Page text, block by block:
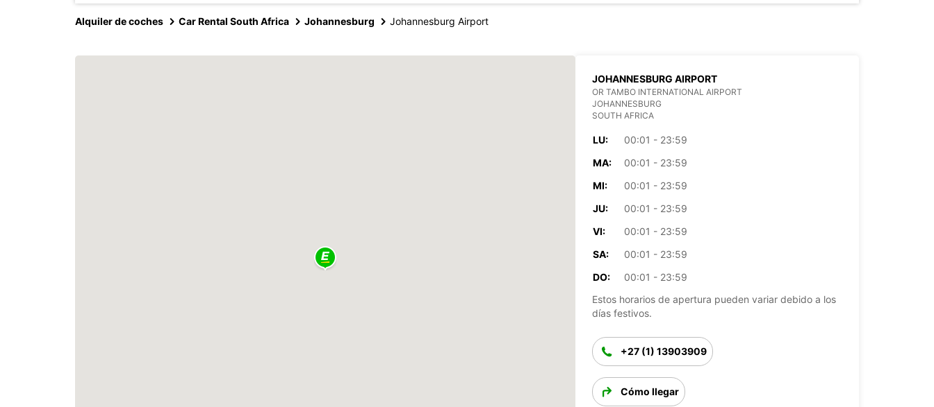
Alquiler de coches Car Rental South Africa Johannesburg Johannesburg Airport
JOHANNESBURG AIRPORT
OR TAMBO INTERNATIONAL AIRPORT
JOHANNESBURG
SOUTH AFRICA
LU:
00:01 - 23:59
MA:
00:01 - 23:59
MI:
00:01 - 23:59
JU:
00:01 - 23:59
VI:
00:01 - 23:59
SA:
00:01 - 23:59
DO:
00:01 - 23:59
Estos horarios de apertura pueden variar debido a los
días festivos.
+27 (1) 13903909
Cómo llegar